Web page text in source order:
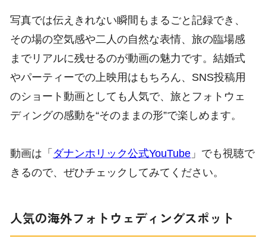
写真では伝えきれない瞬間もまるごと記録でき、
その場の空気感や二人の自然な表情、旅の臨場感
までリアルに残せるのが動画の魅力です。結婚式
やパーティーでの上映用はもちろん、SNS投稿用
のショート動画としても人気で、旅とフォトウェ
ディングの感動を“そのままの形”で楽しめます。
動画は「 ダナンホリック公式YouTube 」でも視聴で
きるので、ぜひチェックしてみてください。
人気の海外フォトウェディングスポット